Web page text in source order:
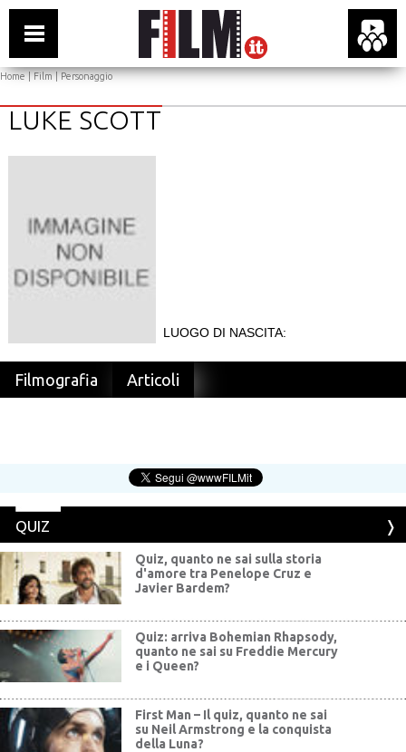
Home|Film| Personaggio
LUKE SCOTT
LUOGO DI NASCITA:
Filmografia Articoli
QUIZ
Quiz, quanto ne sai sulla storia
d'amore tra Penelope Cruz e
Javier Bardem?
Quiz: arriva Bohemian Rhapsody,
quanto ne sai su Freddie Mercury
e i Queen?
First Man – Il quiz, quanto ne sai
su Neil Armstrong e la conquista
della Luna?